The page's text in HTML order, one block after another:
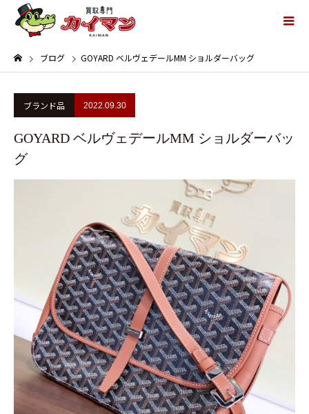
ブログ GOYARD ベルヴェデールMM ショルダーバッグ
ブランド品 2022.09.30
GOYARD ベルヴェデールMM ショルダーバッ
グ